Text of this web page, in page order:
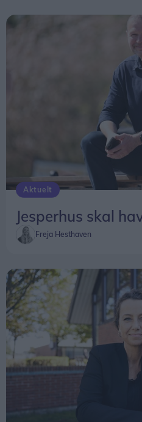
Aktuelt
Jesperhus skal
Freja Hesthaven